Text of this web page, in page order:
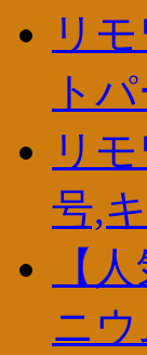
リ
ト
リ
号,
【
ニ